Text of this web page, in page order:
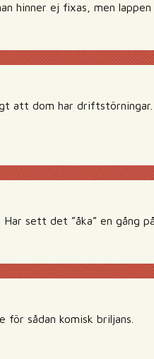
hinner ej fixas, men
att dom har driftstörningar.
sett det ”åka” en gång
sådan komisk briljans.